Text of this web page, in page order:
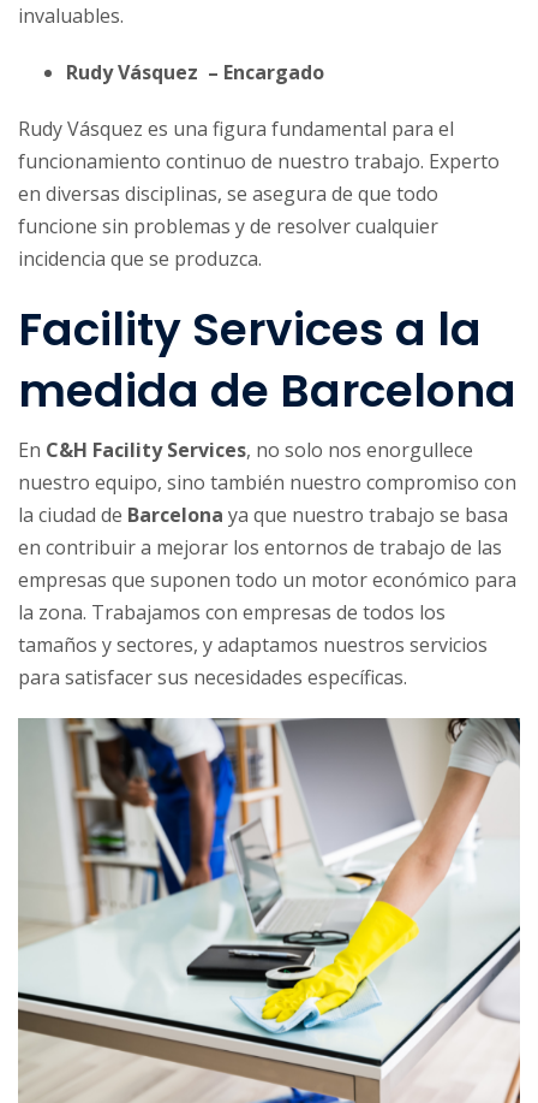
invaluables.
Rudy Vásquez – Encargado
Rudy Vásquez es una figura fundamental para el
funcionamiento continuo de nuestro trabajo. Experto
en diversas disciplinas, se asegura de que todo
funcione sin problemas y de resolver cualquier
incidencia que se produzca.
Facility Services a la
medida de Barcelona
En C&H Facility Services, no solo nos enorgullece
nuestro equipo, sino también nuestro compromiso con
la ciudad de Barcelona ya que nuestro trabajo se basa
en contribuir a mejorar los entornos de trabajo de las
empresas que suponen todo un motor económico para
la zona. Trabajamos con empresas de todos los
tamaños y sectores, y adaptamos nuestros servicios
para satisfacer sus necesidades específicas.